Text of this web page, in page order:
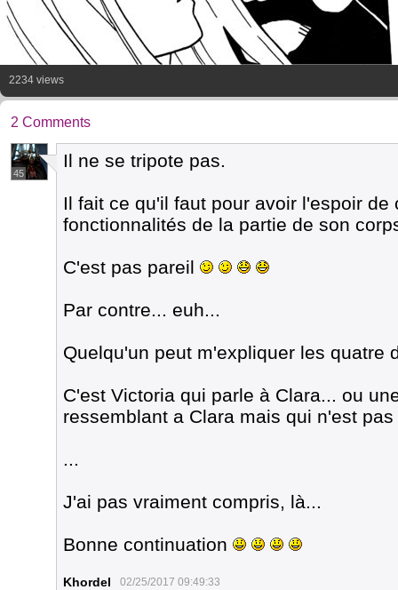
2234 views
2 Comments
45
Il ne se tripote pas.
Il fait ce qu'il faut pour avoir l'espoir de
fonctionnalités de la partie de son
C'est pas pareil
Par contre... euh...
Quelqu'un peut m'expliquer les quatre
C'est Victoria qui parle à Clara... ou
ressemblant a Clara mais qui n'est pas
...
J'ai pas vraiment compris, là...
Bonne continuation
Khordel 02/25/2017 09:49:33